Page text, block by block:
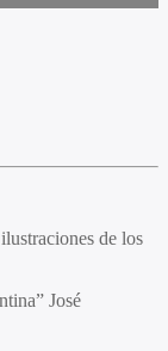
de los
José